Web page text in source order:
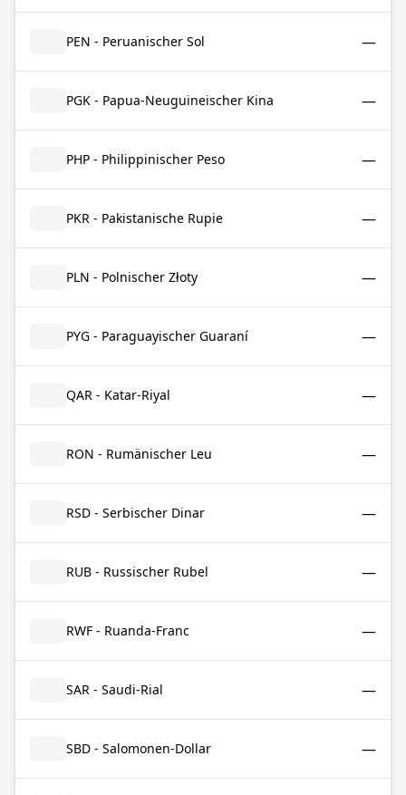
PEN - Peruanischer Sol —
PGK - Papua-Neuguineischer Kina —
PHP - Philippinischer Peso —
PKR - Pakistanische Rupie —
PLN - Polnischer Złoty —
PYG - Paraguayischer Guaraní —
QAR - Katar-Riyal —
RON - Rumänischer Leu —
RSD - Serbischer Dinar —
RUB - Russischer Rubel —
RWF - Ruanda-Franc —
SAR - Saudi-Rial —
SBD - Salomonen-Dollar —